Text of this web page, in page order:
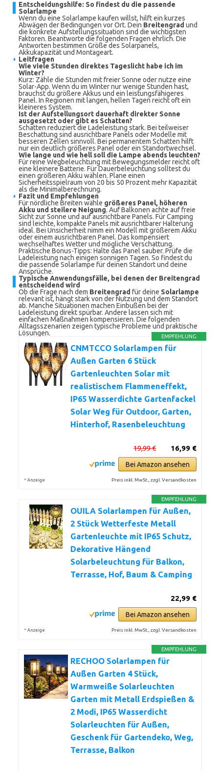
Entscheidungshilfe: So findest du die passende
Solarlampe
Wenn du eine Solarlampe kaufen willst, hilft ein kurzes
Abwägen der Bedingungen vor Ort. Dein Breitengrad und
die konkrete Aufstellungs­situation sind die wichtigsten
Faktoren. Beantworte die folgenden Fragen ehrlich. Die
Antworten bestimmen Größe des Solarpanels,
Akkukapazität und Montageart.
Leitfragen
Wie viele Stunden direktes Tageslicht habe ich im
Winter?
Kurz: Zähle die Stunden mit freier Sonne oder nutze eine
Solar-App. Wenn du im Winter nur wenige Stunden hast,
brauchst du größere Akkus und ein leistungsfähigeres
Panel. In Regionen mit langen, hellen Tagen reicht oft ein
kleineres System.
Ist der Aufstellungsort dauerhaft direkter Sonne
ausgesetzt oder gibt es Schatten?
Schatten reduziert die Ladeleistung stark. Bei teilweiser
Beschattung sind ausrichtbare Panels oder Modelle mit
besseren Zellen sinnvoll. Bei permanentem Schatten hilft
nur ein deutlich größeres Panel oder ein Standortwechsel.
Wie lange und wie hell soll die Lampe abends leuchten?
Für reine Wegbeleuchtung mit Bewegungsmelder reicht oft
eine kleinere Batterie. Für Dauerbeleuchtung solltest du
einen größeren Akku wählen. Plane einen
Sicherheitsspielraum von 20 bis 50 Prozent mehr Kapazität
als die Minimalberechnung.
Fazit und Empfehlungen
Für nördliche Breiten wähle größeres Panel, höheren
Akku und steilere Neigung. Auf Balkonen achte auf freie
Sicht zur Sonne und auf ausrichtbare Panels. Für Camping
sind leichte, kompakte Panels mit ausrichtbarer Halterung
ideal. Bei Unsicherheit nimm ein Modell mit größerem Akku
oder einem ausrichtbaren Panel. Das kompensiert
wechselhaftes Wetter und mögliche Verschattung.
Praktische Bonus-Tipps: Halte das Panel sauber. Prüfe die
Ladeleistung nach einigen sonnigen Tagen. So findest du
die passende Solarlampe für deinen Standort und deine
Ansprüche.
Typische Anwendungsfälle, bei denen der Breitengrad
entscheidend wird
Ob die Frage nach dem Breitengrad für deine Solarlampe
relevant ist, hängt stark von der Nutzung und dem Standort
ab. Manche Situationen machen Einbußen bei der
Ladeleistung direkt spürbar. Andere lassen sich mit
einfachen Maßnahmen kompensieren. Die folgenden
Alltagsszenarien zeigen typische Probleme und praktische
Lösungen.
EMPFEHLUNG
CNMTCCO Solarlampen für
Außen Garten 6 Stück
Gartenleuchten Solar mit
realistischem Flammeneffekt,
IP65 Wasserdichte Gartenfackel
Solar Weg für Outdoor, Garten,
Hinterhof, Rasenbeleuchtung
16,99 €
19,99 €
Bei Amazon ansehen
* Anzeige Preis inkl. MwSt., zzgl. Versandkosten
EMPFEHLUNG
OUILA Solarlampen für Außen,
2 Stück Wetterfeste Metall
Gartenleuchte mit IP65 Schutz,
Dekorative Hängend
Solarbeleuchtung für Balkon,
Terrasse, Hof, Baum & Camping
22,99 €
Bei Amazon ansehen
* Anzeige Preis inkl. MwSt., zzgl. Versandkosten
EMPFEHLUNG
RECHOO Solarlampen für
Außen Garten 4 Stück,
Warmweiße Solarleuchten
Garten mit Metall Erdspießen &
2 Modi, IP65 Wasserdicht
Solarleuchten für Außen,
Geschenk für Gartendeko, Weg,
Terrasse, Balkon